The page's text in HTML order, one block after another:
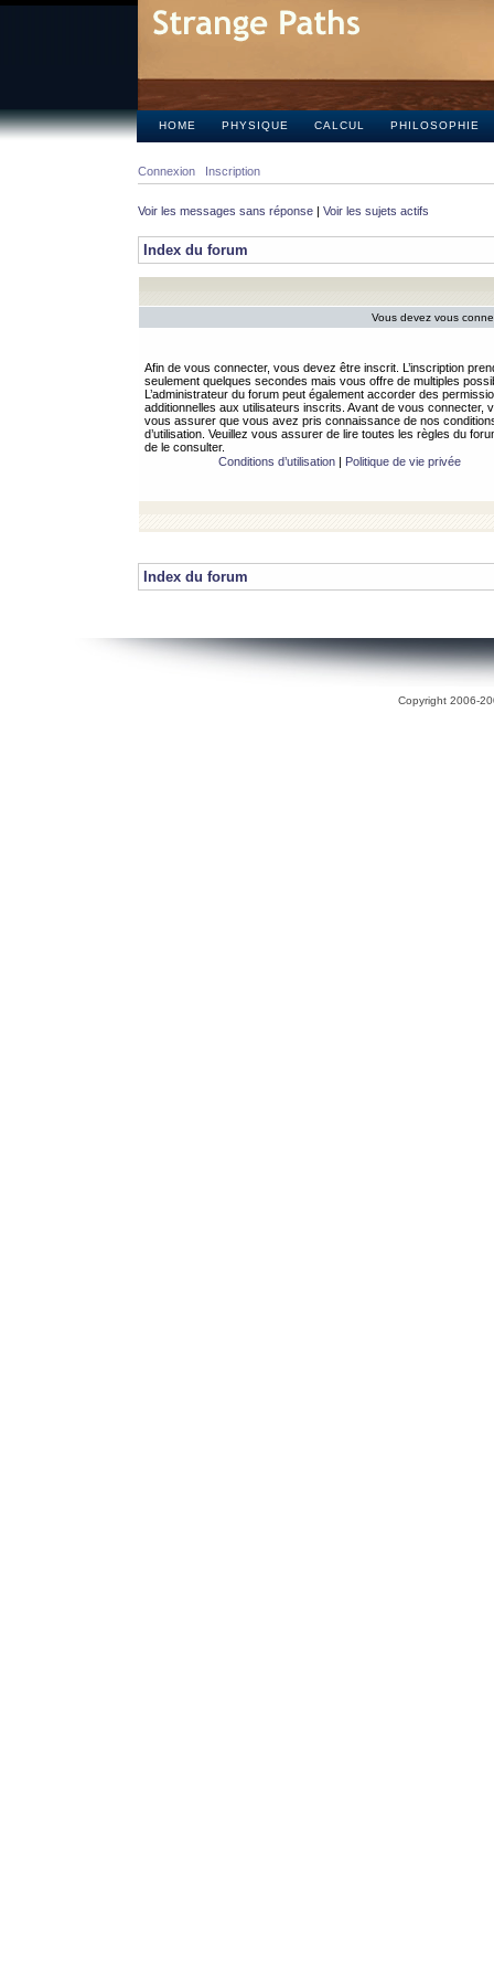
HOME PHYSIQUE CALCUL PHILOSOPHIE
Connexion Inscription
Voir les messages sans réponse | Voir les sujets actifs
Index du forum
Vous devez vous
Afin de vous connecter, vous devez être inscrit. L’inscription
seulement quelques secondes mais vous offre de multiples
L’administrateur du forum peut également accorder des
additionnelles aux utilisateurs inscrits. Avant de vous connecter,
vous assurer que vous avez pris connaissance de nos
d’utilisation. Veuillez vous assurer de lire toutes les règles du
de le consulter.
Conditions d’utilisation| Politique de vie privée
Index du forum
Copyright 2006-